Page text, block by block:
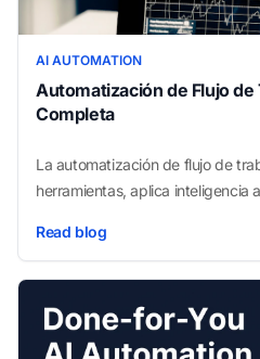
AI AUTOMATION
Automatización de Flujo de
Completa
La automatización de flujo de
herramientas, aplica inteligencia
Así es como funciona y por qué
Read blog